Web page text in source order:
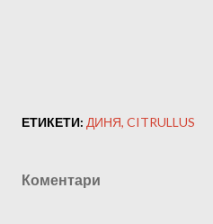
ЕТИКЕТИ: ДИНЯ CITRULLUS
Коментари